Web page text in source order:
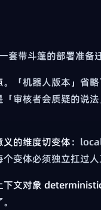
套带斗篷的部署准备
。「机器人版本」省
「审核者会质疑的说
义的维度切变体：
变体必须独立扛过人
下文对象